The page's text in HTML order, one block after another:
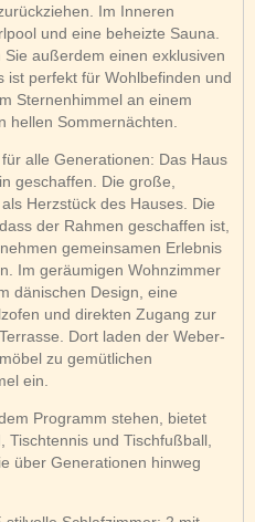
Im Inneren
und eine beheizte Sauna.
außerdem einen exklusiven
ist perfekt für Wohlbefinden und
Sternenhimmel an einem
hellen Sommernächten.
alle Generationen: Das Haus
geschaffen. Die große,
Herzstück des Hauses. Die
der Rahmen geschaffen ist,
gemeinsamen Erlebnis
Im geräumigen Wohnzimmer
dänischen Design, eine
und direkten Zugang zur
Dort laden der Weber-
zu gemütlichen
ein.
Programm stehen, bietet
und Tischfußball,
über Generationen hinweg